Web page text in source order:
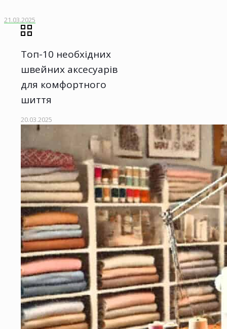
21.03.2025
Топ-10 необхідних
швейних аксесуарів
для комфортного
шиття
20.03.2025